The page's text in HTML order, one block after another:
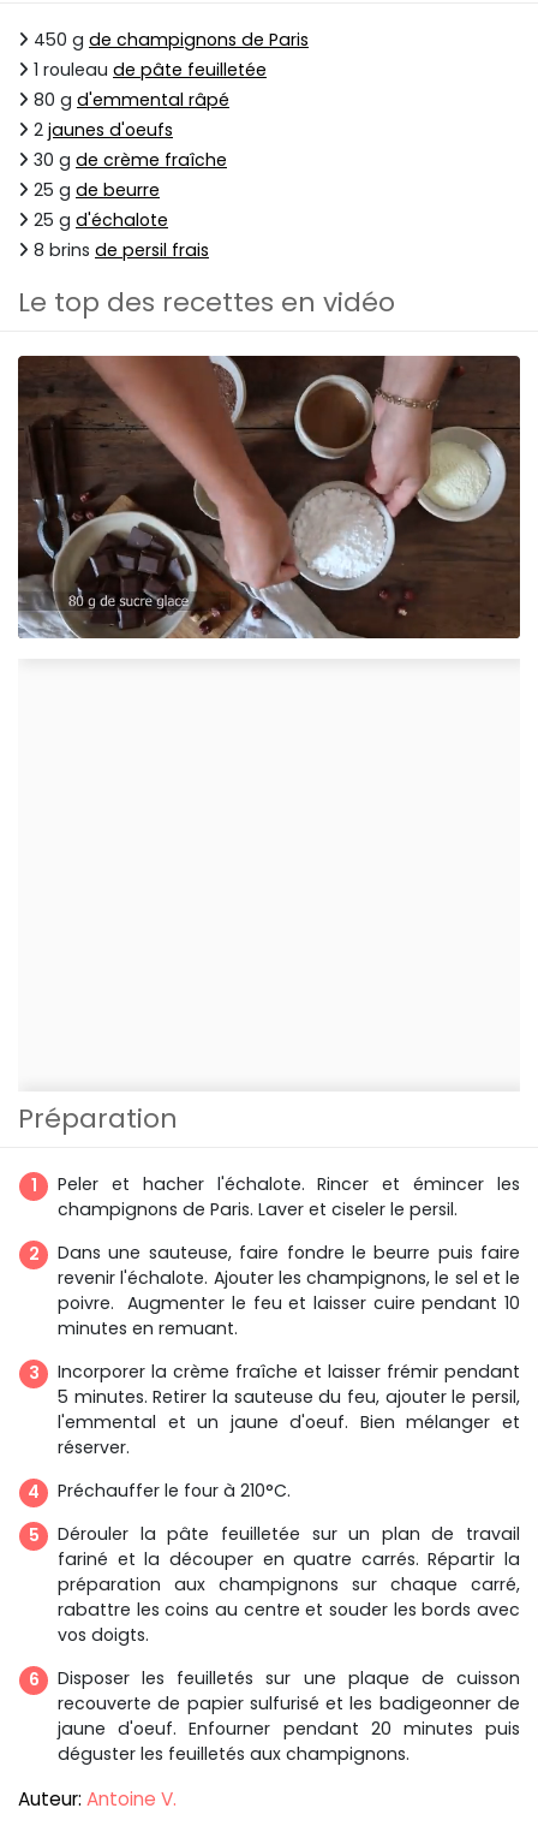
450 g de champignons de Paris
1 rouleau de pâte feuilletée
80 g d'emmental râpé
2 jaunes d'oeufs
30 g de crème fraîche
25 g de beurre
25 g d'échalote
8 brins de persil frais
Le top des recettes en vidéo
Préparation
Peler et hacher l'échalote. Rincer et émincer les
champignons de Paris. Laver et ciseler le persil.
Dans une sauteuse, faire fondre le beurre puis faire
revenir l'échalote. Ajouter les champignons, le sel et le
poivre. Augmenter le feu et laisser cuire pendant 10
minutes en remuant.
Incorporer la crème fraîche et laisser frémir pendant
5 minutes. Retirer la sauteuse du feu, ajouter le persil,
l'emmental et un jaune d'oeuf. Bien mélanger et
réserver.
Préchauffer le four à 210°C.
Dérouler la pâte feuilletée sur un plan de travail
fariné et la découper en quatre carrés. Répartir la
préparation aux champignons sur chaque carré,
rabattre les coins au centre et souder les bords avec
vos doigts.
Disposer les feuilletés sur une plaque de cuisson
recouverte de papier sulfurisé et les badigeonner de
jaune d'oeuf. Enfourner pendant 20 minutes puis
déguster les feuilletés aux champignons.
Auteur: Antoine V.